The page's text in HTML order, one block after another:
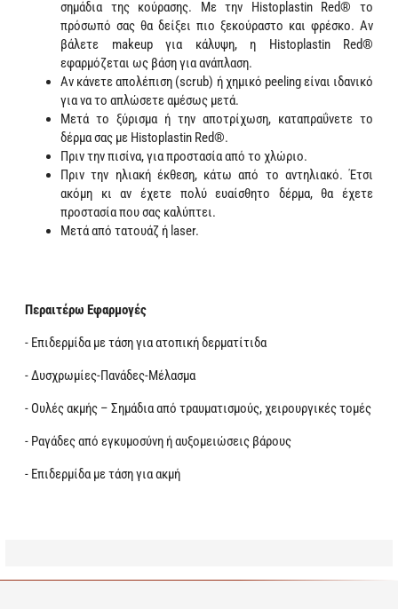
σημάδια της κούρασης. Με την Histoplastin Red® το
πρόσωπό σας θα δείξει πιο ξεκούραστο και φρέσκο. Αν
βάλετε makeup για κάλυψη, η Histoplastin Red®
εφαρμόζεται ως βάση για ανάπλαση.
Αν κάνετε απολέπιση (scrub) ή χημικό peeling είναι ιδανικό
για να το απλώσετε αμέσως μετά.
Μετά το ξύρισμα ή την αποτρίχωση, καταπραΰνετε το
δέρμα σας με Histoplastin Red®.
Πριν την πισίνα, για προστασία από το χλώριο.
Πριν την ηλιακή έκθεση, κάτω από το αντηλιακό. Έτσι
ακόμη κι αν έχετε πολύ ευαίσθητο δέρμα, θα έχετε
προστασία που σας καλύπτει.
Μετά από τατουάζ ή laser.
Περαιτέρω Εφαρμογές
- Επιδερμίδα με τάση για ατοπική δερματίτιδα
- Δυσχρωμίες-Πανάδες-Μέλασμα
- Ουλές ακμής – Σημάδια από τραυματισμούς, χειρουργικές τομές
- Ραγάδες από εγκυμοσύνη ή αυξομειώσεις βάρους
- Επιδερμίδα με τάση για ακμή